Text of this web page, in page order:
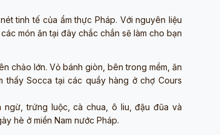
tinh tế của ẩm thực Pháp. Với nguyên liệu
món ăn tại đây chắc chắn sẽ làm cho bạn
chảo lớn. Vỏ bánh giòn, bên trong mềm, ăn
Socca tại các quầy hàng ở chợ Cours
ngừ, trứng luộc, cà chua, ô liu, đậu đũa và
hè ở miền Nam nước Pháp.